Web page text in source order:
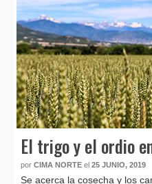
El trigo y el ordio
por CIMA NORTE el 25 JUNIO, 2019
Se acerca la cosecha y los